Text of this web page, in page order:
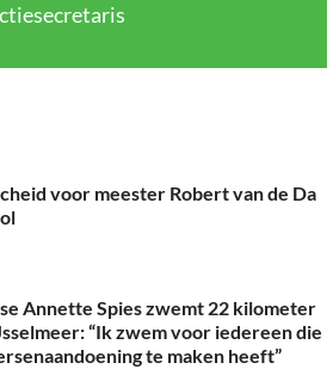
voor meester Robert van de Da
Annette Spies zwemt 22 kilometer
“Ik zwem voor iedereen die
te maken heeft”